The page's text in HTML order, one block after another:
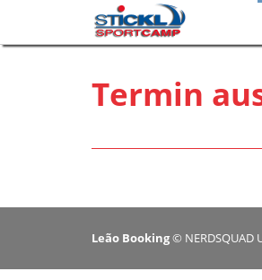
Termin
Leão Booking© NERDSQUAD